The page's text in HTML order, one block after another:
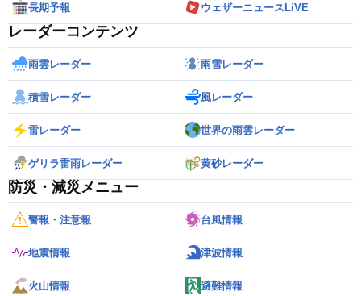
長期予報 ウェザーニュースLiVE
レーダーコンテンツ
雨雲レーダー 雨雪レーダー
積雪レーダー 風レーダー
雷レーダー 世界の雨雲レーダー
ゲリラ雷雨レーダー 黄砂レーダー
防災・減災メニュー
警報・注意報 台風情報
地震情報 津波情報
火山情報 避難情報